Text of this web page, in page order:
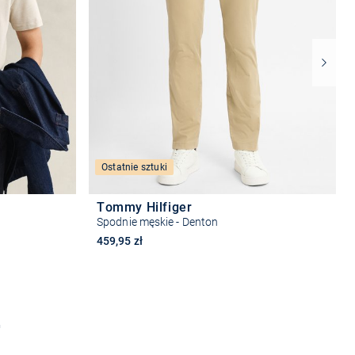
Ostatnie sztuki
Tommy Hilfiger
Spodnie męskie - Denton
459,95 zł